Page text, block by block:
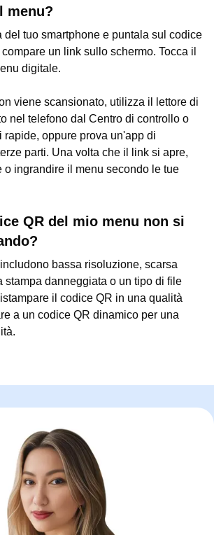
menu?
del tuo smartphone e puntala sul codice
un link sullo schermo. Tocca il
digitale.
viene scansionato, utilizza il lettore di
nel telefono dal Centro di controllo o
rapide, oppure prova un'app di
parti. Una volta che il link si apre,
o ingrandire il menu secondo le tue
QR del mio menu non si
bassa risoluzione, scarsa
stampa danneggiata o un tipo di file
il codice QR in una qualità
a un codice QR dinamico per una